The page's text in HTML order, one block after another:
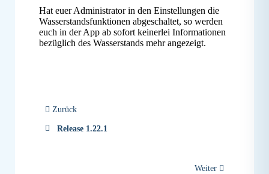
Hat euer Administrator in den Einstellungen die
Wasserstandsfunktionen abgeschaltet, so werden
euch in der App ab sofort keinerlei Informationen
bezüglich des Wasserstands mehr angezeigt.
Zurück
Release 1.22.1
Weiter